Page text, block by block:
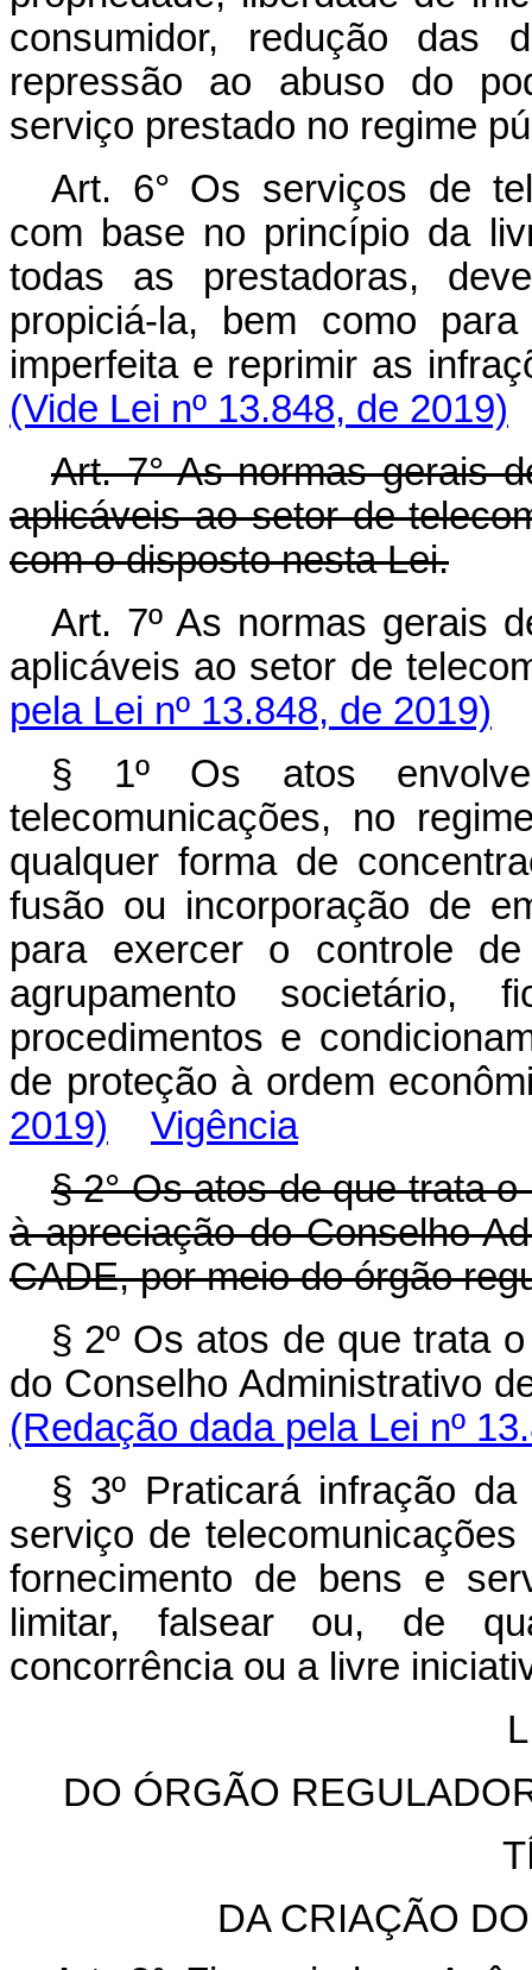
consumidor, redução das
repressão ao abuso do
serviço prestado no regime
Art. 6° Os serviços de
com base no princípio da
todas as prestadoras,
propiciá-la, bem como
imperfeita e reprimir as
(Vide Lei nº 13.848, de 2019)
Art. 7° As normas gerais
aplicáveis ao setor de
com o disposto nesta Lei.
Art. 7º As normas gerais
aplicáveis ao setor de
pela Lei nº 13.848, de 2019)
§ 1º Os atos
telecomunicações, no
qualquer forma de
fusão ou incorporação de
para exercer o controle
agrupamento societário,
procedimentos e
de proteção à ordem
2019)
Vigência
§ 2° Os atos de que trata
à apreciação do Conselho
CADE, por meio do órgão
§ 2º Os atos de que trata
do Conselho
(Redação dada pela Lei nº
§ 3º Praticará infração
serviço de
fornecimento de bens e
limitar, falsear ou, de
concorrência ou a livre
DO ÓRGÃO
DA CRIAÇÃO